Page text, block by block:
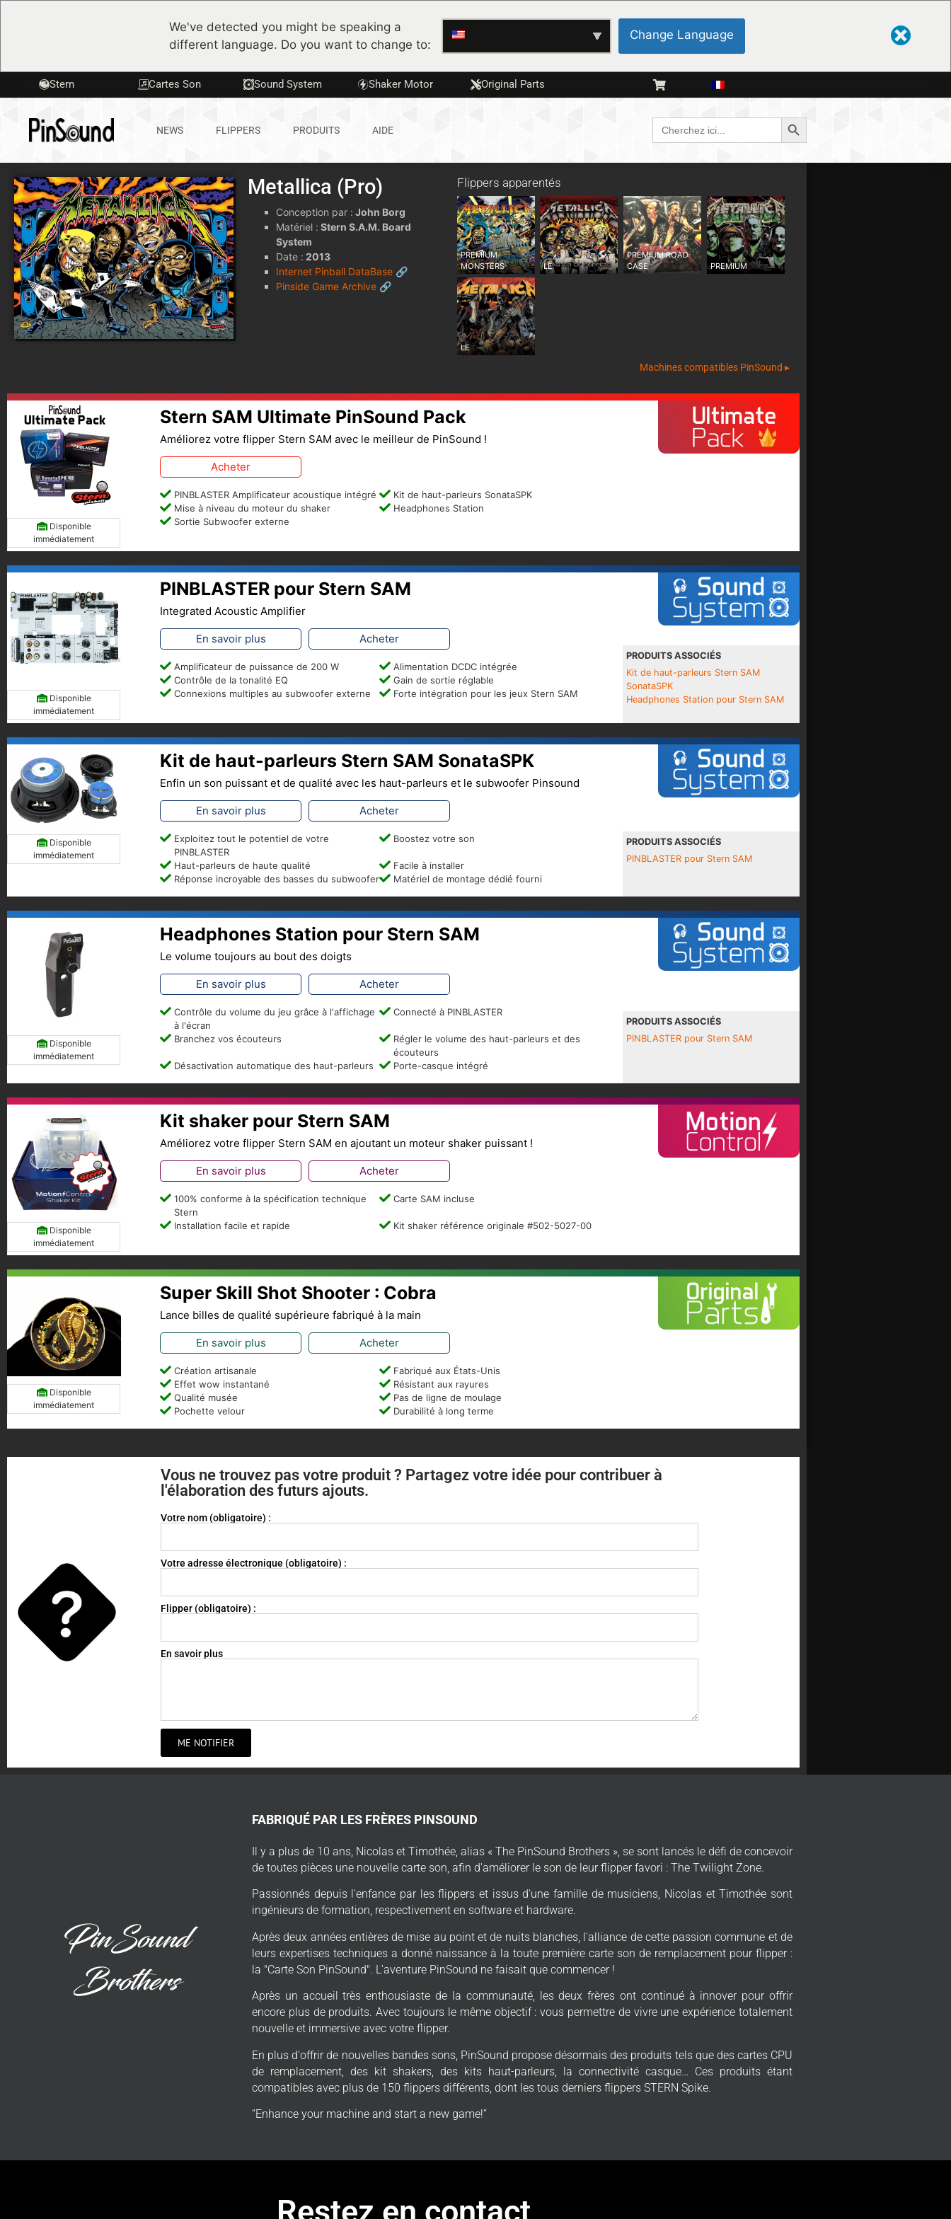
We've detected you might be speaking a
different language. Do you want to change to:
Change Language
Stern Cartes Son Sound System Shaker Motor Original Parts
NEWS FLIPPERS PRODUITS AIDE
Cherchez
Bouton de recherche
Metallica (Pro)
Conception par : John Borg
Matériel : Stern S.A.M. Board
System
Date : 2013
Internet Pinball DataBase 🔗
Pinside Game Archive 🔗
Flippers apparentés
PREMIUM
MONSTERS
LE
PREMIUM ROAD
CASE
PREMIUM
LE
Machines compatibles PinSound ▸
Disponible
immédiatement
Stern SAM Ultimate PinSound Pack
Améliorez votre flipper Stern SAM avec le meilleur de PinSound !
Acheter
PINBLASTER Amplificateur acoustique intégré
Kit de haut-parleurs SonataSPK
Mise à niveau du moteur du shaker
Headphones Station
Sortie Subwoofer externe
Disponible
immédiatement
PINBLASTER pour Stern SAM
Integrated Acoustic Amplifier
En savoir plus Acheter
Amplificateur de puissance de 200 W
Alimentation DCDC intégrée
Contrôle de la tonalité EQ
Gain de sortie réglable
Connexions multiples au subwoofer externe
Forte intégration pour les jeux Stern SAM
PRODUITS ASSOCIÉS
Kit de haut-parleurs Stern SAM
SonataSPK
Headphones Station pour Stern SAM
Disponible
immédiatement
Kit de haut-parleurs Stern SAM SonataSPK
Enfin un son puissant et de qualité avec les haut-parleurs et le subwoofer Pinsound
En savoir plus Acheter
Exploitez tout le potentiel de votre
PINBLASTER
Boostez votre son
Haut-parleurs de haute qualité
Facile à installer
Réponse incroyable des basses du subwoofer
Matériel de montage dédié fourni
PRODUITS ASSOCIÉS
PINBLASTER pour Stern SAM
Disponible
immédiatement
Headphones Station pour Stern SAM
Le volume toujours au bout des doigts
En savoir plus Acheter
Contrôle du volume du jeu grâce à l'affichage
à l'écran
Connecté à PINBLASTER
Branchez vos écouteurs
Régler le volume des haut-parleurs et des
écouteurs
Désactivation automatique des haut-parleurs
Porte-casque intégré
PRODUITS ASSOCIÉS
PINBLASTER pour Stern SAM
Disponible
immédiatement
Kit shaker pour Stern SAM
Améliorez votre flipper Stern SAM en ajoutant un moteur shaker puissant !
En savoir plus Acheter
100% conforme à la spécification technique
Stern
Carte SAM incluse
Installation facile et rapide Kit shaker référence originale #502-5027-00
Disponible
immédiatement
Super Skill Shot Shooter : Cobra
Lance billes de qualité supérieure fabriqué à la main
En savoir plus Acheter
Création artisanale
Fabriqué aux États-Unis
Effet wow instantané
Résistant aux rayures
Qualité musée
Pas de ligne de moulage
Pochette velour
Durabilité à long terme
Vous ne trouvez pas votre produit ? Partagez votre idée pour contribuer à
l'élaboration des futurs ajouts.
Votre nom (obligatoire) :
Votre adresse électronique (obligatoire) :
Flipper (obligatoire) :
En savoir plus
ME NOTIFIER
FABRIQUÉ PAR LES FRÈRES PINSOUND
Il y a plus de 10 ans, Nicolas et Timothée, alias « The PinSound Brothers », se sont lancés le défi de concevoir
de toutes pièces une nouvelle carte son, afin d'améliorer le son de leur flipper favori : The Twilight Zone.
Passionnés depuis l'enfance par les flippers et issus d'une famille de musiciens, Nicolas et Timothée sont
ingénieurs de formation, respectivement en software et hardware.
Après deux années entières de mise au point et de nuits blanches, l'alliance de cette passion commune et de
leurs expertises techniques a donné naissance à la toute première carte son de remplacement pour flipper :
la "Carte Son PinSound". L'aventure PinSound ne faisait que commencer !
Après un accueil très enthousiaste de la communauté, les deux frères ont continué à innover pour offrir
encore plus de produits. Avec toujours le même objectif : vous permettre de vivre une expérience totalement
nouvelle et immersive avec votre flipper.
En plus d'offrir de nouvelles bandes sons, PinSound propose désormais des produits tels que des cartes CPU
de remplacement, des kit shakers, des kits haut-parleurs, la connectivité casque… Ces produits étant
compatibles avec plus de 150 flippers différents, dont les tous derniers flippers STERN Spike.
“Enhance your machine and start a new game!”